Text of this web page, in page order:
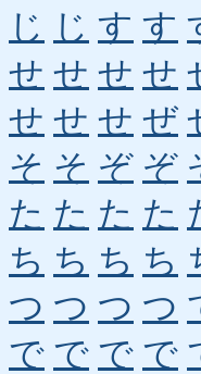
じ じ す す
せ せ せ せ
せ せ せ ぜ
そ そ ぞ ぞ
た た た た
ち ち ち ち
つ つ つ つ
で で で で